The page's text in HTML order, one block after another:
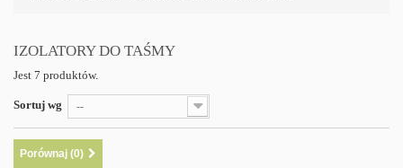
IZOLATORY DO TAŚMY
Jest 7 produktów.
Sortuj wg --
Porównaj (0)